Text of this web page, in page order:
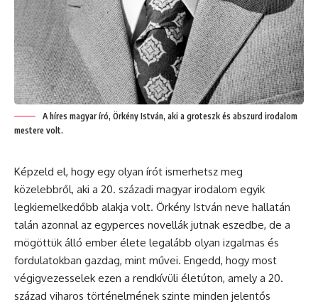
A híres magyar író, Örkény István, aki a groteszk és abszurd irodalom
mestere volt.
Képzeld el, hogy egy olyan írót ismerhetsz meg
közelebbről, aki a 20. századi magyar irodalom egyik
legkiemelkedőbb alakja volt. Örkény István neve hallatán
talán azonnal az egyperces novellák jutnak eszedbe, de a
mögöttük álló ember élete legalább olyan izgalmas és
fordulatokban gazdag, mint művei. Engedd, hogy most
végigvezesselek ezen a rendkívüli életúton, amely a 20.
század viharos történelmének szinte minden jelentős